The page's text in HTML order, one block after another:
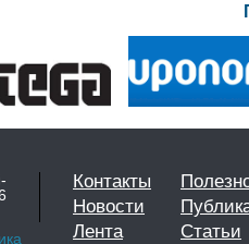
Контакты
Новости
Лента
Статьи